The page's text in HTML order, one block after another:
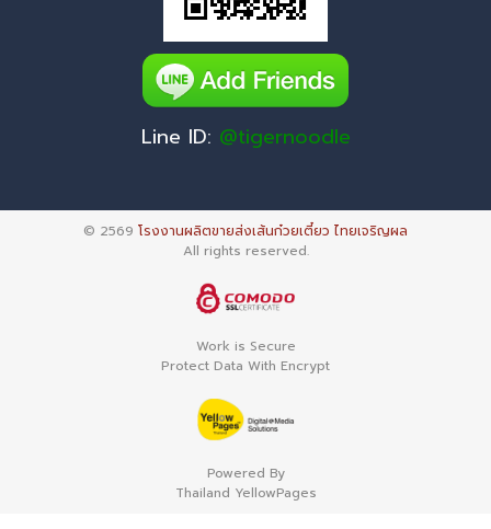
Line ID: @tigernoodle
© 2569 โรงงานผลิตขายส่งเส้นก๋วยเตี๋ยว ไทยเจริญผล
All rights reserved.
Work is Secure
Protect Data With Encrypt
Powered By
Thailand YellowPages